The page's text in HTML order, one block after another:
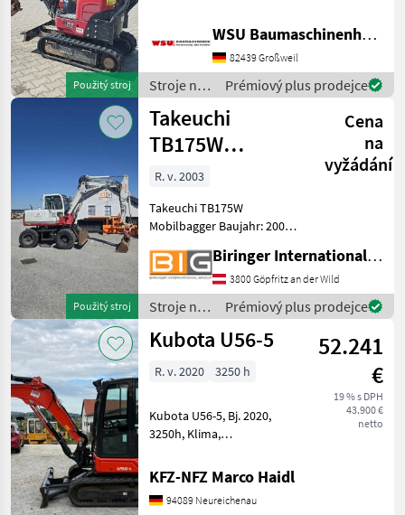
Použitý stroj
(ausweisbar) Finanzierung
und Lieferung
Deutschlandweit möglich!
Mieten ab 67, - € Be
WSU Baumaschinenhandel u. Gerätevermietung GmbH
82439 Großweil
Stroje na
stavbu /
Yanmar
Prémiový plus prodejce
Použitý stroj
Takeuchi
TB175W
Mobilbagger
Cena
na
vyžádání
R. v. 2003
Takeuchi TB175W
Mobilbagger Baujahr: 2003
Eigengewicht: ca.8130 Kg
Mit österreichischen
Papieren und CE
Konformitätserklärung
Stroje na stavbu Bager
Biringer International GmbH
3800 Göpfritz an der Wild
Stroje na
stavbu /
Takeuchi
Prémiový plus prodejce
Kubota U56-5
52.241
€
19 % s DPH
43.900 €
netto
R. v. 2020 3250 h
Kubota U56-5, Bj. 2020,
3250h, Klima,
mit HS03,
Grabenräumlöffel, Ketten
90% Stroje na stavbu mini
KFZ-NFZ Marco Haidl
94089 Neureichenau